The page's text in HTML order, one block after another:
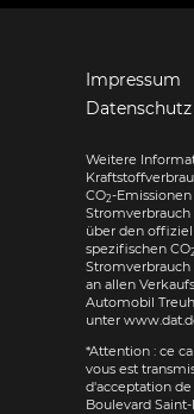
Impressum
Datenschutz
Weitere
CO2-
über den
spezifischen CO2
an allen
Automobil
unter
*Attention : ce
vous est
d'acceptation de
Boulevard Saint-